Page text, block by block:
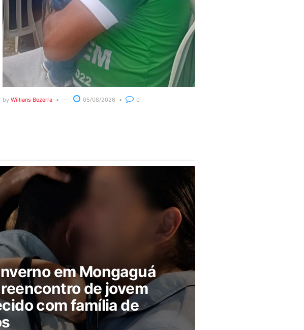
by Willians Bezerra 05/08/2026 0
em Mongaguá
de jovem
com família de